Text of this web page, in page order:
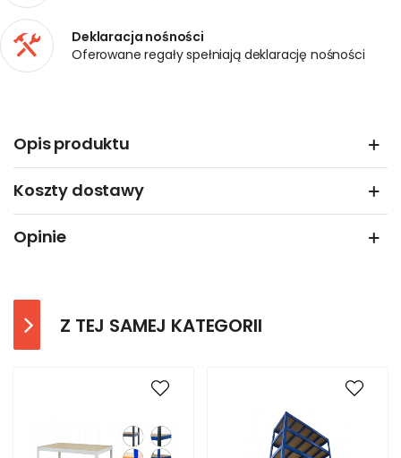
Deklaracja nośności
Oferowane regały spełniają deklarację nośności
Opis produktu
Koszty dostawy
Opinie
Z TEJ SAMEJ KATEGORII